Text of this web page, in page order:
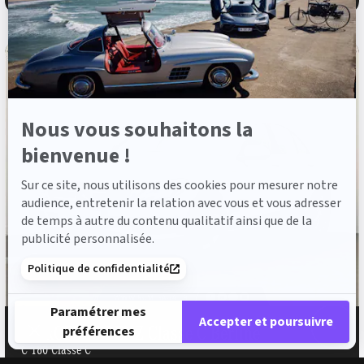
Axeptio
Nous vous souhaitons la
bienvenue !
Sur ce site, nous utilisons des cookies pour mesurer notre
audience, entretenir la relation avec vous et vous adresser
de temps à autre du contenu qualitatif ainsi que de la
publicité personnalisée.
Politique de confidentialité
Paramétrer mes
préférences
Accepter et poursuivre
Plateforme de Gestion du Consentement : Personnalisez vos
MERCEDES-BENZ Classe C Berline
C 180 Classe C